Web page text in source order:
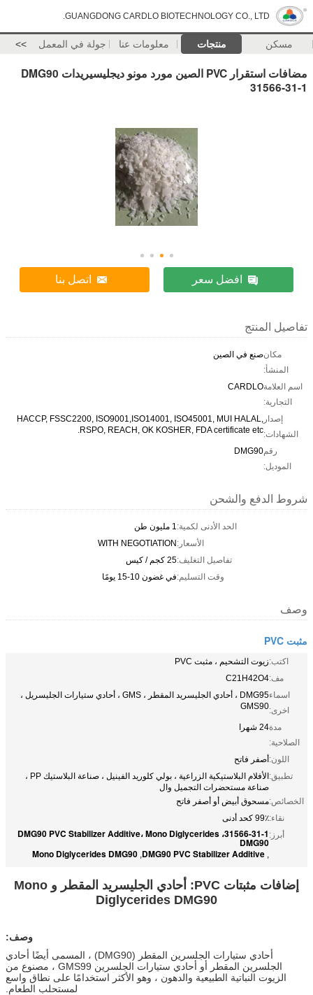
GUANGDONG CARDLO BIOTECHNOLOGY CO., LTD.
مسكن منتجات معلومات عنا جولة في المعمل >>
مضافات استقرار PVC الصين مورد مونو ديجليسيريدات DMG90
31566-31-1
افضل سعر اتصل بنا
تفاصيل المنتج
مكان
المنشأ:
صنع في الصين
اسم العلامة
التجارية:
CARDLO
إصدار
الشهادات:
HACCP, FSSC2200, ISO9001,ISO14001, ISO45001, MUI HALAL,
RSPO, REACH, OK KOSHER, FDA certificate etc.
رقم
الموديل:
DMG90
شروط الدفع والشحن
الحد الأدنى لكمية:1 مليون طن
الأسعار:WITH NEGOTIATION
تفاصيل التغليف:25 كجم / كيس
وقت التسليم:في غضون 10-15 يومًا
وصف
مثبت PVC
اكتب:زيوت التشحيم ، مثبت PVC
مف:C21H42O4
اسماء
اخرى:
DMG95 ، أحادي الجليسريد المقطر ، GMS ، أحادي ستيارات الجليسريل ،
GMS90
مدة
الصلاحية:
24 شهرا
اللون:أصفر فاتح
تطبيق:
الأفلام البلاستيكية الزراعية ، بولي كلوريد الفينيل ، صناعة البلاستيك PP ،
صناعة مستحضرات التجميل وال
الخصائص:مسحوق أبيض أو أصفر فاتح
نقاء:99٪ كحد أدنى
أبرز:
31566-31-1، DMG90 PVC Stabilizer Additive، Mono Diglycerides
DMG90
,
DMG90 PVC Stabilizer Additive
,
Mono Diglycerides DMG90
إضافات مثبتات PVC: أحادي الجليسريد المقطر و Mono
Diglycerides DMG90
وصف:
أحادي ستيارات الجلسرين المقطر (DMG90) ، المسمى أيضًا أحادي
الجلسرين المقطر أو أحادي ستيارات الجلسرين GMS99 ، مصنوع من
الزيوت النباتية الطبيعية والدهون ، وهو الأكثر استخدامًا على نطاق واسع
لمستحلب الطعام.